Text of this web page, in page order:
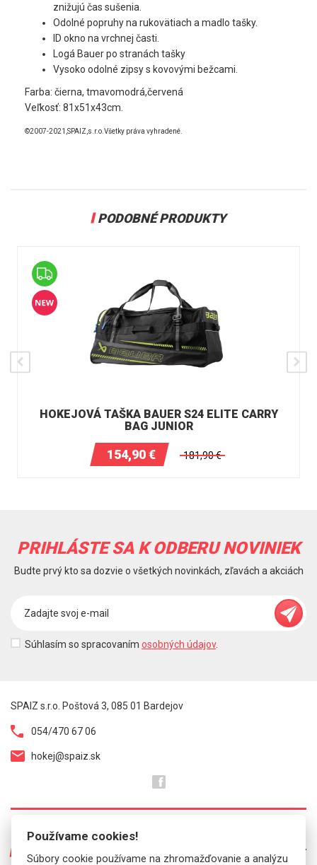
znižujú čas sušenia.
Odolné popruhy na rukovätiach a madlo tašky.
ID okno na vrchnej časti.
Logá Bauer po stranách tašky
Vysoko odolné zipsy s kovovými bežcami.
Farba: čierna, tmavomodrá,červená
Veľkosť: 81x51x43cm.
©2007-2021,SPAIZ,s.r.o.Všetky práva vyhradené.
PODOBNÉ PRODUKTY
HOKEJOVÁ TAŠKA BAUER S24 ELITE CARRY
BAG JUNIOR
154,90€ 181,90€
PRIHLÁSTE SA K ODBERU NOVINIEK
Budte prvý kto sa dozvie o všetkých novinkách, zľavách a akciách
Súhlasím so spracovaním osobných údajov.
SPAIZ s.r.o. Poštová 3, 085 01 Bardejov
054/470 67 06
hokej@spaiz.sk
O NÁS
Používame cookies!
Súbory cookie používame na zhromažďovanie a analýzu